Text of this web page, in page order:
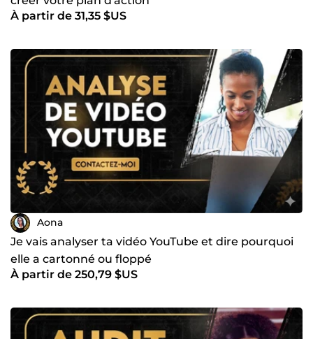
À partir de 31,35 $US
Aona
Je vais analyser ta vidéo YouTube et dire pourquoi
elle a cartonné ou floppé
À partir de 250,79 $US